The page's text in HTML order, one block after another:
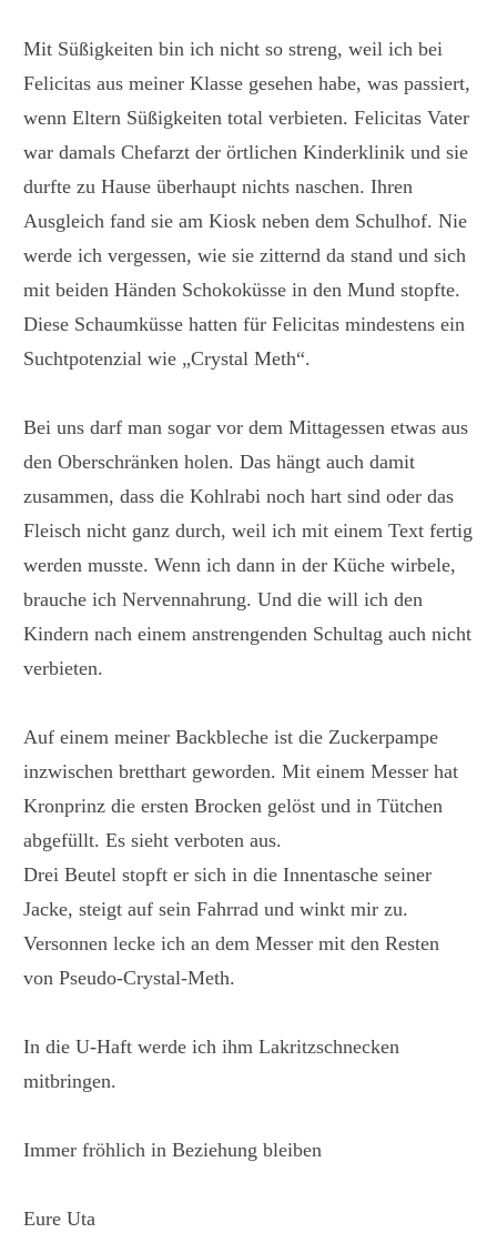
Mit Süßigkeiten bin ich nicht so streng, weil ich bei
Felicitas aus meiner Klasse gesehen habe, was passiert,
wenn Eltern Süßigkeiten total verbieten. Felicitas Vater
war damals Chefarzt der örtlichen Kinderklinik und sie
durfte zu Hause überhaupt nichts naschen. Ihren
Ausgleich fand sie am Kiosk neben dem Schulhof. Nie
werde ich vergessen, wie sie zitternd da stand und sich
mit beiden Händen Schokoküsse in den Mund stopfte.
Diese Schaumküsse hatten für Felicitas mindestens ein
Suchtpotenzial wie „Crystal Meth“.
Bei uns darf man sogar vor dem Mittagessen etwas aus
den Oberschränken holen. Das hängt auch damit
zusammen, dass die Kohlrabi noch hart sind oder das
Fleisch nicht ganz durch, weil ich mit einem Text fertig
werden musste. Wenn ich dann in der Küche wirbele,
brauche ich Nervennahrung. Und die will ich den
Kindern nach einem anstrengenden Schultag auch nicht
verbieten.
Auf einem meiner Backbleche ist die Zuckerpampe
inzwischen bretthart geworden. Mit einem Messer hat
Kronprinz die ersten Brocken gelöst und in Tütchen
abgefüllt. Es sieht verboten aus.
Drei Beutel stopft er sich in die Innentasche seiner
Jacke, steigt auf sein Fahrrad und winkt mir zu.
Versonnen lecke ich an dem Messer mit den Resten
von Pseudo-Crystal-Meth.
In die U-Haft werde ich ihm Lakritzschnecken
mitbringen.
Immer fröhlich in Beziehung bleiben
Eure Uta